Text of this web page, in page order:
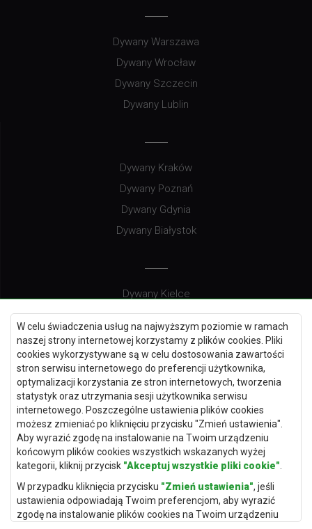
W celu świadczenia usług na najwyższym poziomie w ramach
naszej strony internetowej korzystamy z plików cookies. Pliki
cookies wykorzystywane są w celu dostosowania zawartości
stron serwisu internetowego do preferencji użytkownika,
optymalizacji korzystania ze stron internetowych, tworzenia
statystyk oraz utrzymania sesji użytkownika serwisu
internetowego. Poszczególne ustawienia plików cookies
możesz zmieniać po kliknięciu przycisku "Zmień ustawienia".
Aby wyrazić zgodę na instalowanie na Twoim urządzeniu
końcowym plików cookies wszystkich wskazanych wyżej
kategorii, kliknij przycisk "Akceptuj wszystkie pliki cookie"
W przypadku kliknięcia przycisku "Zmień ustawienia", jeśli
ustawienia odpowiadają Twoim preferencjom, aby wyrazić
zgodę na instalowanie plików cookies na Twoim urządzeniu
Dywany Warszawa
Dywany Wrocław
Dywany Szczecin
Dywany Lublin
Dywany Kraków
Dywany Poznań
Dywany Gdynia
Dywany Białystok
Dywany Kielce
Dywany Gdańsk
Dywany Toruń
Dywany Bydgoszcz
Dywany Łódź
Dywany Katowice
Dywany Rzeszów
Dywany Częstochowa